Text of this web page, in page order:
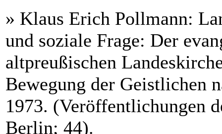
» Klaus Erich Pollmann:
und soziale Frage: Der
altpreußischen
Bewegung der Geistlichen
1973. (Veröffentlichungen
Berlin; 44).